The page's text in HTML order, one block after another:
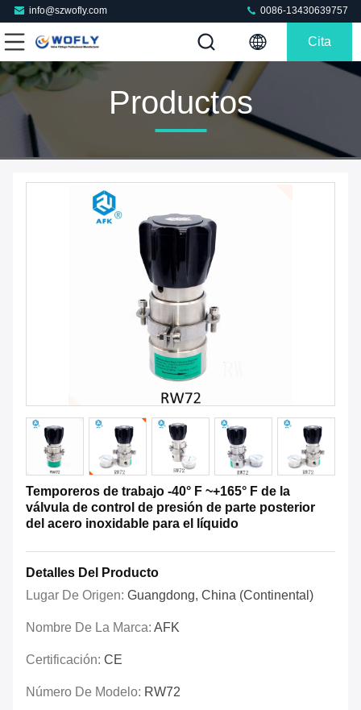
info@szwofly.com 0086-13430639757
Cita
Productos
Temporeros de trabajo -40° F ~+165° F de la
válvula de control de presión de parte posterior
del acero inoxidable para el líquido
Detalles Del Producto
Lugar De Origen: Guangdong, China (Continental)
Nombre De La Marca: AFK
Certificación: CE
Número De Modelo: RW72